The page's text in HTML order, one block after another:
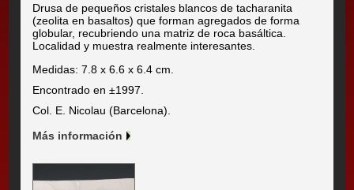
Drusa de pequeños cristales blancos de tacharanita
(zeolita en basaltos) que forman agregados de forma
globular, recubriendo una matriz de roca basáltica.
Localidad y muestra realmente interesantes.
Medidas: 7.8 x 6.6 x 6.4 cm.
Encontrado en ±1997.
Col. E. Nicolau (Barcelona).
Más información